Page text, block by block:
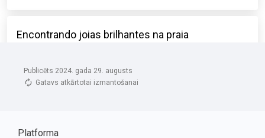
Publicēts 2024. gada 29. augusts
Gatavs atkārtotai izmantošanai
Platforma